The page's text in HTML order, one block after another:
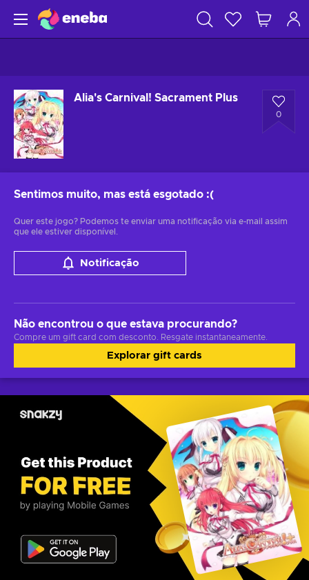
Alia's Carnival! Sacrament Plus
0
Sentimos muito, mas está esgotado :(
Quer este jogo? Podemos te enviar uma notificação via e-mail assim
que ele estiver disponível.
Notificação
Não encontrou o que estava procurando?
Compre um gift card com desconto. Resgate instantaneamente.
Explorar gift cards